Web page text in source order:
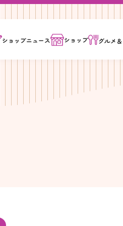
ショップニュース ショップ グルメ＆